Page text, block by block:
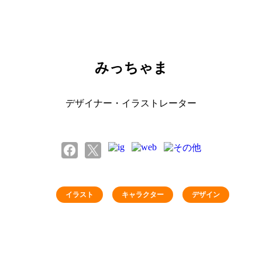
みっちゃま
デザイナー・イラストレーター
イラスト キャラクター デザイン